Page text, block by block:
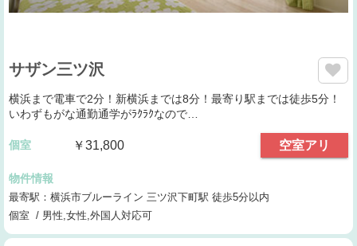
サザン三ツ沢
横浜まで電車で2分！新横浜までは8分！最寄り駅までは徒歩5分！
いわずもがな通勤通学がﾗｸﾗｸなので…
個室 ￥31,800 空室アリ
物件情報
最寄駅：横浜市ブルーライン 三ツ沢下町駅 徒歩5分以内
個室 / 男性,女性,外国人対応可